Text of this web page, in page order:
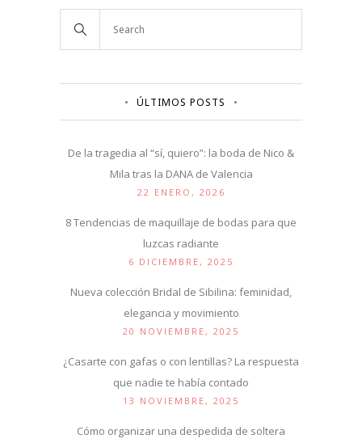
ÚLTIMOS POSTS
De la tragedia al “sí, quiero”: la boda de Nico &
Mila tras la DANA de Valencia
22 ENERO, 2026
8 Tendencias de maquillaje de bodas para que
luzcas radiante
6 DICIEMBRE, 2025
Nueva colección Bridal de Sibilina: feminidad,
elegancia y movimiento
20 NOVIEMBRE, 2025
¿Casarte con gafas o con lentillas? La respuesta
que nadie te había contado
13 NOVIEMBRE, 2025
Cómo organizar una despedida de soltera